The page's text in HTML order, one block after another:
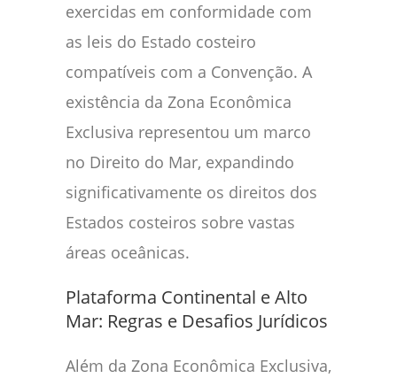
exercidas em conformidade com
as leis do Estado costeiro
compatíveis com a Convenção. A
existência da Zona Econômica
Exclusiva representou um marco
no Direito do Mar, expandindo
significativamente os direitos dos
Estados costeiros sobre vastas
áreas oceânicas.
Plataforma Continental e Alto
Mar: Regras e Desafios Jurídicos
Além da Zona Econômica Exclusiva,